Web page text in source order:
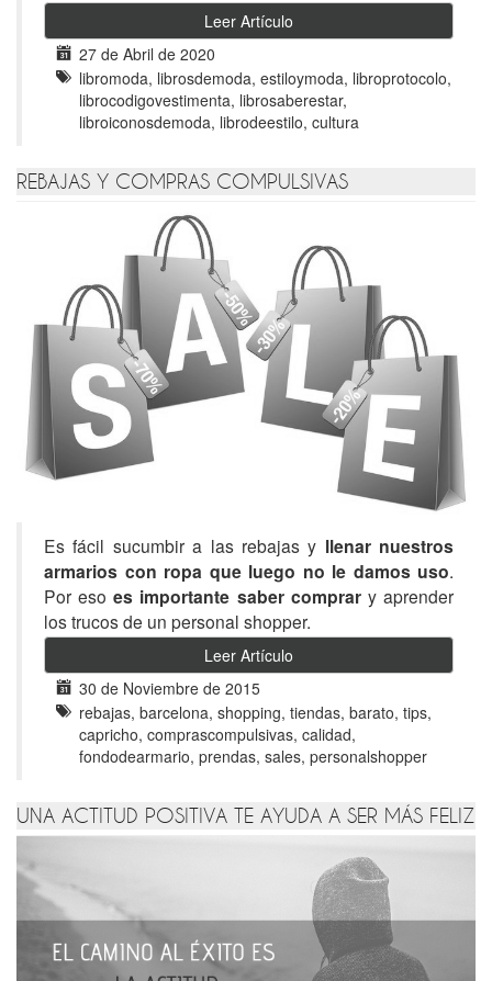
Leer Artículo
27 de Abril de 2020
libromoda, librosdemoda, estiloymoda, libroprotocolo,
librocodigovestimenta, librosaberestar,
libroiconosdemoda, librodeestilo, cultura
REBAJAS Y COMPRAS COMPULSIVAS
Es fácil sucumbir a las rebajas y llenar nuestros
armarios con ropa que luego no le damos uso.
Por esoes importante saber comprary aprender
los trucos de un personal shopper.
Leer Artículo
30 de Noviembre de 2015
rebajas, barcelona, shopping, tiendas, barato, tips,
capricho, comprascompulsivas, calidad,
fondodearmario, prendas, sales, personalshopper
UNA ACTITUD POSITIVA TE AYUDA A SER MÁS FELIZ